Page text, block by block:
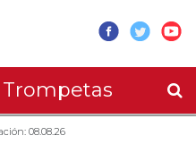
Trompetas
08.08.26